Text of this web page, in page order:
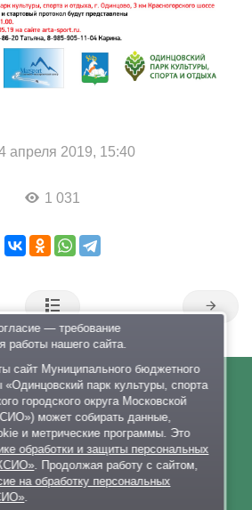
апреля 2019, 15:40
1 031
О нас
Афиша
Документы
поведения в парках
— требование
работы нашего сайта.
сайт Муниципального бюджетного
парк культуры, спорта
городского округа Московской
может собирать данные,
и метрические программы. Это
обработки и защиты персональных
. Продолжая работу с сайтом,
на обработку персональных
.